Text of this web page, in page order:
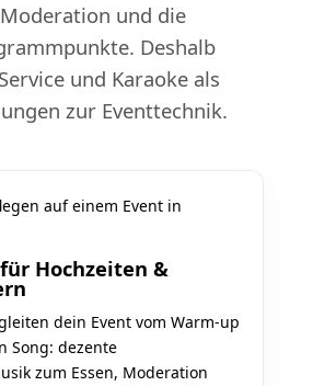
und die
Deshalb
und Karaoke als
zur Eventtechnik.
für Hochzeiten &
dein Event vom Warm-up
Song: dezente
zum Essen, Moderation